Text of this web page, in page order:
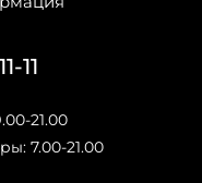
11
21.00
7.00-21.00